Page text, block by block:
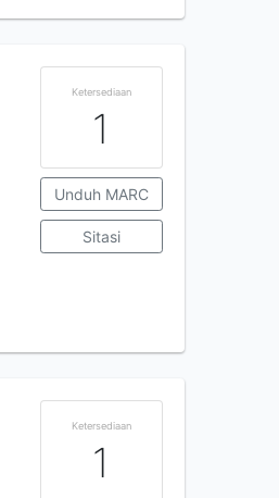
Ketersediaan
1
Unduh MARC
Sitasi
Ketersediaan
1